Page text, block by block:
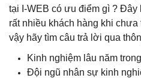
tại I-WEB có ưu điểm gì ?
rất nhiều khách hàng khi
vậy hãy tìm câu trả lời qua
Kinh nghiệm lâu năm
Đội ngũ nhân sự kinh